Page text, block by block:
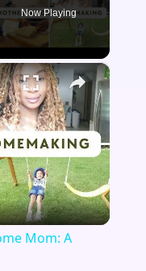
Now Playing
×
Productive Day
Mom: A